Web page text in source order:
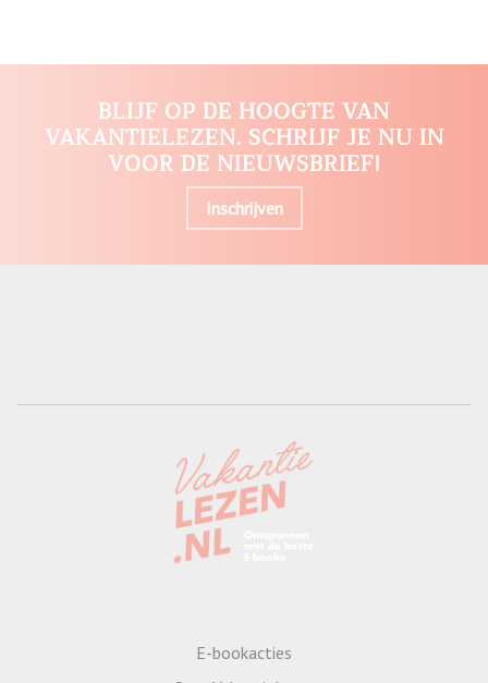
BLIJF OP DE HOOGTE VAN
VAKANTIELEZEN. SCHRIJF JE NU IN
VOOR DE NIEUWSBRIEF!
Inschrijven
E-bookacties